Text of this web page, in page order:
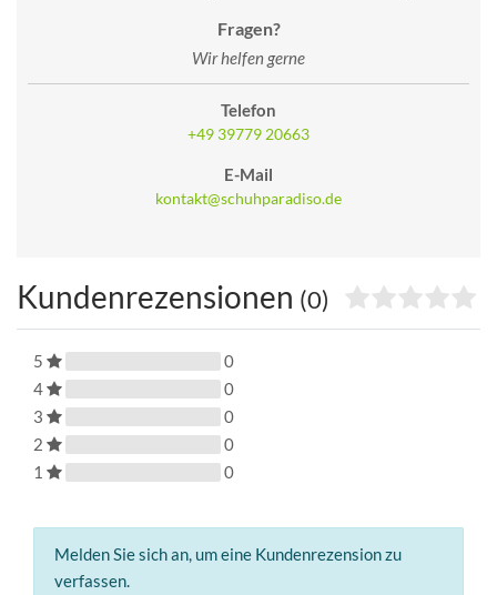
Fragen?
Wir helfen gerne
Telefon
+49 39779 20663
E-Mail
kontakt@schuhparadiso.de
Kundenrezensionen (0)
5
0
4
0
3
0
2
0
1
0
Melden Sie sich an, um eine Kundenrezension zu
verfassen.